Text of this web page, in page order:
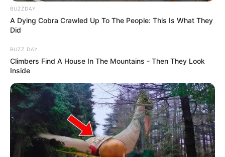
BUZZDAY
A Dying Cobra Crawled Up To The People: This Is What They
Did
BUZZ DAY
Climbers Find A House In The Mountains - Then They Look
Inside